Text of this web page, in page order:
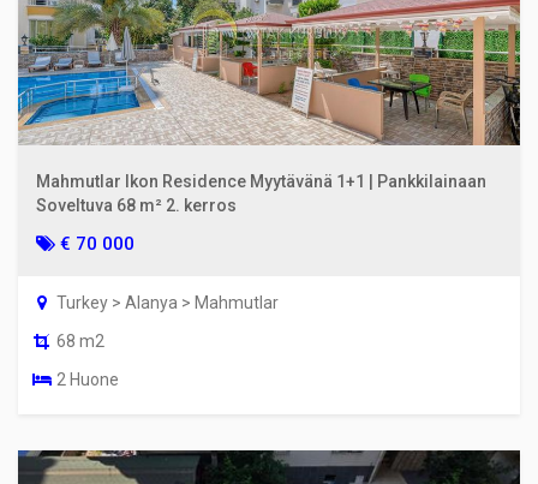
Mahmutlar Ikon Residence Myytävänä 1+1 | Pankkilainaan
Soveltuva 68 m² 2. kerros
€ 70 000
Turkey > Alanya > Mahmutlar
68 m2
2 Huone